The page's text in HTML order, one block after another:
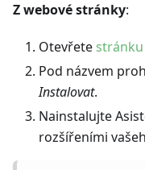
Z webové stránky:
Otevřete
Pod názvem
Instalovat.
Nainstalujte
rozšířeními